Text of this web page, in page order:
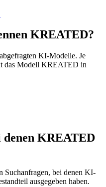
KREATED?
KI-Modelle. Je
das Modell KREATED in
KREATED
Suchanfragen, bei denen KI-
ausgegeben haben.